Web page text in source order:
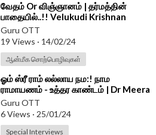
⁣வேதம் Or விஞ்ஞானம் | தர்மத்தின்
பாதையில்..!! Velukudi Krishnan
Swamy on Sanātana Dharma
Guru OTT
19 Views · 14/02/24
ஆன்மீக சொற்பொழிவுகள்
⁣ஓம் ஸ்ரீ ராம் லல்லாய நம:! நாம
ராமாயணம் - உத்தர காண்டம் | Dr Meera
Sudheer | Sri Ram | Guru
Guru OTT
6 Views · 25/01/24
Special Interviews